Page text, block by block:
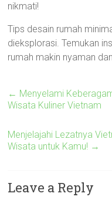
nikmati!
Tips desain rumah
dieksplorasi. Temukan
rumah makin nyaman
← Menyelami
Wisata Kuliner Vietnam
Menjelajahi Lezatnya
Wisata untuk Kamu! →
Leave a Reply